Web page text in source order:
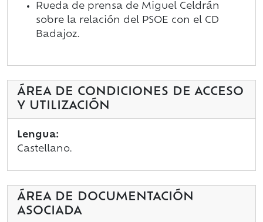
Rueda de prensa de Miguel Celdrán
sobre la relación del PSOE con el CD
Badajoz.
ÁREA DE CONDICIONES DE ACCESO
Y UTILIZACIÓN
Lengua:
Castellano.
ÁREA DE DOCUMENTACIÓN
ASOCIADA